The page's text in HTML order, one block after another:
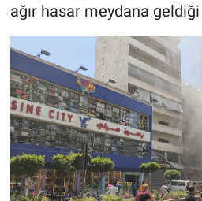
ağır hasar meydana